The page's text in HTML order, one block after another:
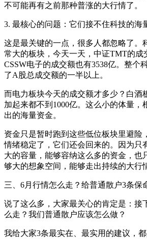
不可能再有之前那种普涨的大行情了。
3. 最核心的问题：它们接不住科技的海
这是最关键的一点，很多人都忽略了。
常大的板块，今天一天，中证TMT的成
CSSW电子的成交额也有3538亿。整个
了A股总成交额的一半以上。
而电力板块今天的成交额才多少？白酒
加起来都不到1000亿。这么小的体量，
出的海量资金。
资金只是暂时跑到这些低位板块里避险
情绪稳定了，它们还会回来的。因为只
大的容量，能够容纳这么多的资金，也
够大的想象空间，能够走出持续的大行
三、6月行情怎么走？给普通散户3条保
说了这么多，大家最关心的肯定是：接
么走？我们普通散户应该怎么做？
我给大家3条最实在、最实用的建议，